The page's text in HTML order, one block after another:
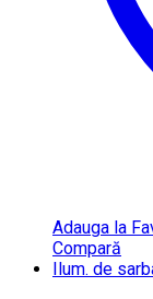
Adauga la
Compară
Ilum. de